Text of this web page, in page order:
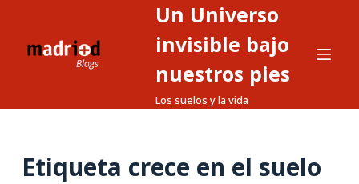
Un Universo
invisible bajo
nuestros pies
Los suelos y la vida
Etiqueta crece en el suelo